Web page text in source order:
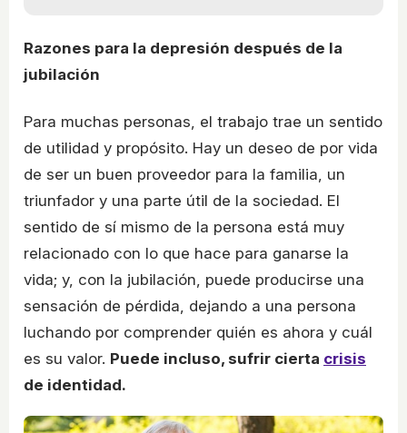
Razones para la depresión después de la
jubilación
Para muchas personas, el trabajo trae un sentido
de utilidad y propósito. Hay un deseo de por vida
de ser un buen proveedor para la familia, un
triunfador y una parte útil de la sociedad. El
sentido de sí mismo de la persona está muy
relacionado con lo que hace para ganarse la
vida; y, con la jubilación, puede producirse una
sensación de pérdida, dejando a una persona
luchando por comprender quién es ahora y cuál
es su valor. Puede incluso, sufrir cierta crisis
de identidad.